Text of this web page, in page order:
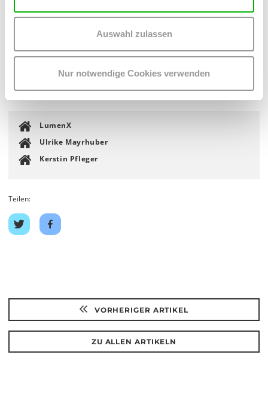
Auswahl zulassen
Nur notwendige Cookies verwenden
LumenX: Fotografie 2
Do 4.4. bis Sa 6.4., 14 – 19 Uhr, Projektraum
Im Rahmen vonFOTO WIEN 2019
Mehr Info zur Ausstellung auf derWebseite.
LumenX
Ulrike Mayrhuber
Kerstin Pfleger
Teilen:
Auf
Twitter
Auf
Facebook
VORHERIGER ARTIKEL
ZU ALLEN ARTIKELN